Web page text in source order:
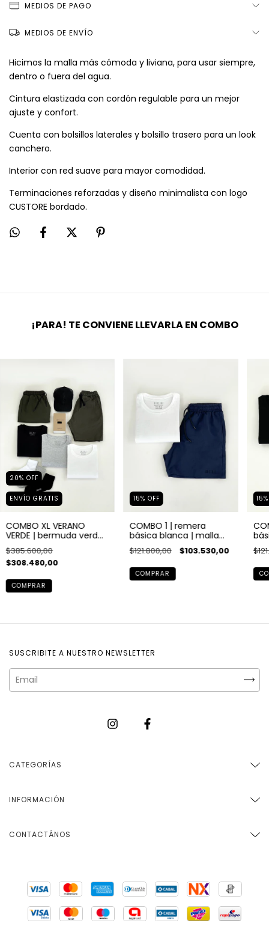
MEDIOS DE PAGO
MEDIOS DE ENVÍO
Hicimos la malla más cómoda y liviana, para usar siempre,
dentro o fuera del agua.
Cintura elastizada con cordón regulable para un mejor
ajuste y confort.
Cuenta con bolsillos laterales y bolsillo trasero para un look
canchero.
Interior con red suave para mayor comodidad.
Terminaciones reforzadas y diseño minimalista con logo
CUSTORE bordado.
¡PARA! TE CONVIENE LLEVARLA EN COMBO
20% OFF
ENVÍO GRATIS
COMBO XL VERANO
VERDE | bermuda verde |
malla verde | 3 remeras
| bóxer negro | gorra
negra | pack de medias
$385.600,00
$308.480,00
COMPRAR
15% OFF
COMBO 1 | remera
básica blanca | malla
azul marino
$121.800,00 $103.530,00
COMPRAR
15
SUSCRIBITE A NUESTRO NEWSLETTER
CATEGORÍAS
INFORMACIÓN
CONTACTÁNOS